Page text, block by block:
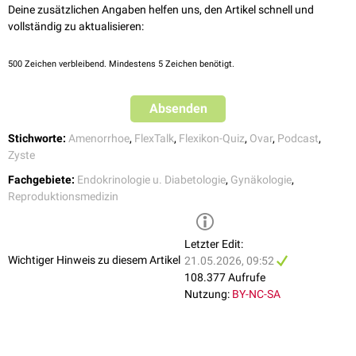
Deine zusätzlichen Angaben helfen uns, den Artikel schnell und
vollständig zu aktualisieren:
500 Zeichen verbleibend. Mindestens 5 Zeichen benötigt.
Absenden
Stichworte: Amenorrhoe, FlexTalk, Flexikon-Quiz, Ovar, Podcast,
Zyste
Fachgebiete: Endokrinologie u. Diabetologie, Gynäkologie,
Reproduktionsmedizin
Wichtiger Hinweis zu diesem Artikel
Letzter Edit:
21.05.2026, 09:52
108.377 Aufrufe
Nutzung: BY-NC-SA